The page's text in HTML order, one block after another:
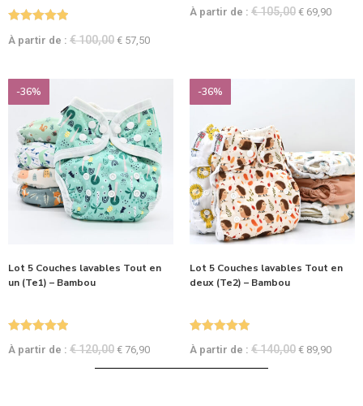
sur 5
À partir de : €100,00 € 57,50
À partir de : €105,00 € 69,90
-36%
Lot 5 Couches lavables Tout en
un (Te1) – Bambou
sur 5
À partir de : €120,00 € 76,90
-36%
Lot 5 Couches lavables Tout en
deux (Te2) – Bambou
sur 5
À partir de : €140,00 € 89,90